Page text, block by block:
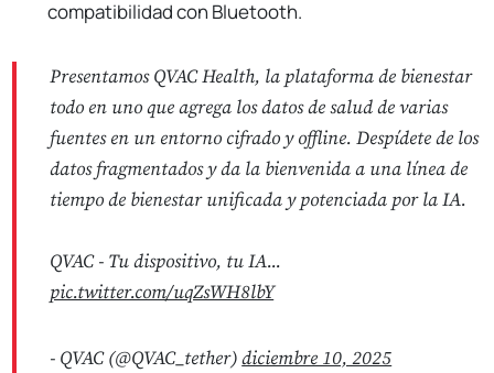
compatibilidad con Bluetooth.
Presentamos QVAC Health, la plataforma de bienestar
todo en uno que agrega los datos de salud de varias
fuentes en un entorno cifrado y offline. Despídete de los
datos fragmentados y da la bienvenida a una línea de
tiempo de bienestar unificada y potenciada por la IA.
QVAC - Tu dispositivo, tu IA...
pic.twitter.com/uqZsWH8lbY
- QVAC (@QVAC_tether)diciembre 10, 2025